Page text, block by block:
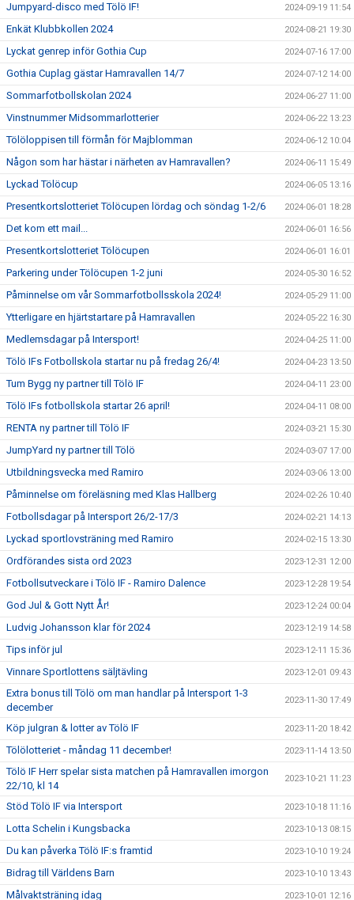
Jumpyard-disco med Tölö IF! 2024-09-19 11:54
Enkät Klubbkollen 2024 2024-08-21 19:30
Lyckat genrep inför Gothia Cup 2024-07-16 17:00
Gothia Cuplag gästar Hamravallen 14/7 2024-07-12 14:00
Sommarfotbollskolan 2024 2024-06-27 11:00
Vinstnummer Midsommarlotterier 2024-06-22 13:23
Tölöloppisen till förmån för Majblomman 2024-06-12 10:04
Någon som har hästar i närheten av Hamravallen? 2024-06-11 15:49
Lyckad Tölöcup 2024-06-05 13:16
Presentkortslotteriet Tölöcupen lördag och söndag 1-2/6 2024-06-01 18:28
Det kom ett mail... 2024-06-01 16:56
Presentkortslotteriet Tölöcupen 2024-06-01 16:01
Parkering under Tölöcupen 1-2 juni 2024-05-30 16:52
Påminnelse om vår Sommarfotbollsskola 2024! 2024-05-29 11:00
Ytterligare en hjärtstartare på Hamravallen 2024-05-22 16:30
Medlemsdagar på Intersport! 2024-04-25 11:00
Tölö IFs Fotbollskola startar nu på fredag 26/4! 2024-04-23 13:50
Tum Bygg ny partner till Tölö IF 2024-04-11 23:00
Tölö IFs fotbollskola startar 26 april! 2024-04-11 08:00
RENTA ny partner till Tölö IF 2024-03-21 15:30
JumpYard ny partner till Tölö 2024-03-07 17:00
Utbildningsvecka med Ramiro 2024-03-06 13:00
Påminnelse om föreläsning med Klas Hallberg 2024-02-26 10:40
Fotbollsdagar på Intersport 26/2-17/3 2024-02-21 14:13
Lyckad sportlovsträning med Ramiro 2024-02-15 13:30
Ordförandes sista ord 2023 2023-12-31 12:00
Fotbollsutveckare i Tölö IF - Ramiro Dalence 2023-12-28 19:54
God Jul & Gott Nytt År! 2023-12-24 00:04
Ludvig Johansson klar för 2024 2023-12-19 14:58
Tips inför jul 2023-12-11 15:36
Vinnare Sportlottens säljtävling 2023-12-01 09:43
Extra bonus till Tölö om man handlar på Intersport 1-3
december
2023-11-30 17:49
Köp julgran & lotter av Tölö IF 2023-11-20 18:42
Tölölotteriet - måndag 11 december! 2023-11-14 13:50
Tölö IF Herr spelar sista matchen på Hamravallen imorgon
22/10, kl 14
2023-10-21 11:23
Stöd Tölö IF via Intersport 2023-10-18 11:16
Lotta Schelin i Kungsbacka 2023-10-13 08:15
Du kan påverka Tölö IF:s framtid 2023-10-10 19:24
Bidrag till Världens Barn 2023-10-10 13:43
Målvaktsträning idag 2023-10-01 12:16